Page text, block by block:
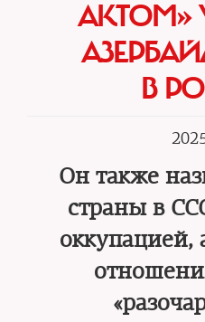
АКТОМ»
В
Он также
страны в
оккупацией,